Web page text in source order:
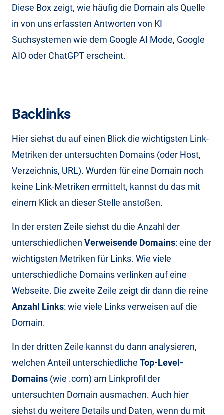
Diese Box zeigt, wie häufig die Domain als Quelle
in von uns erfassten Antworten von KI
Suchsystemen wie dem Google AI Mode, Google
AIO oder ChatGPT erscheint.
Backlinks
Hier siehst du auf einen Blick die wichtigsten Link-
Metriken der untersuchten Domains (oder Host,
Verzeichnis, URL). Wurden für eine Domain noch
keine Link-Metriken ermittelt, kannst du das mit
einem Klick an dieser Stelle anstoßen.
In der ersten Zeile siehst du die Anzahl der
unterschiedlichen Verweisende Domains: eine der
wichtigsten Metriken für Links. Wie viele
unterschiedliche Domains verlinken auf eine
Webseite. Die zweite Zeile zeigt dir dann die reine
Anzahl Links: wie viele Links verweisen auf die
Domain.
In der dritten Zeile kannst du dann analysieren,
welchen Anteil unterschiedliche Top-Level-
Domains (wie .com) am Linkprofil der
untersuchten Domain ausmachen. Auch hier
siehst du weitere Details und Daten, wenn du mit